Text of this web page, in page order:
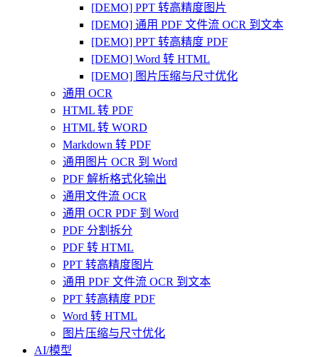
[DEMO] PPT 转高精度图片
[DEMO] 通用 PDF 文件流 OCR 到文本
[DEMO] PPT 转高精度 PDF
[DEMO] Word 转 HTML
[DEMO] 图片压缩与尺寸优化
通用 OCR
HTML 转 PDF
HTML 转 WORD
Markdown 转 PDF
通用图片 OCR 到 Word
PDF 解析格式化输出
通用文件流 OCR
通用 OCR PDF 到 Word
PDF 分割拆分
PDF 转 HTML
PPT 转高精度图片
通用 PDF 文件流 OCR 到文本
PPT 转高精度 PDF
Word 转 HTML
图片压缩与尺寸优化
AI/模型